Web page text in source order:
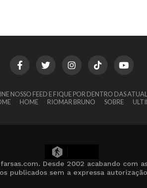
NOSSO FEED E FIQUE POR DENTRO DAS
HOME RIOMAR BRUNO SOBRE
Desde 2002 acabando com
publicados sem a expressa